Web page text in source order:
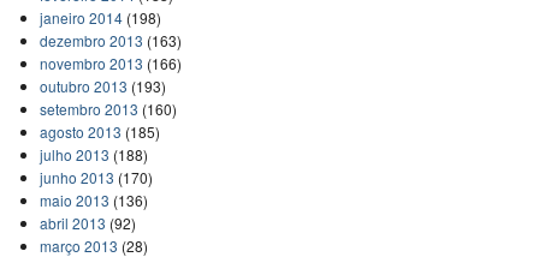
janeiro 2014(198)
dezembro 2013 (163)
novembro 2013 (166)
outubro 2013 (193)
setembro 2013 (160)
agosto 2013 (185)
julho 2013 (188)
junho 2013 (170)
maio 2013 (136)
abril 2013 (92)
março 2013 (28)